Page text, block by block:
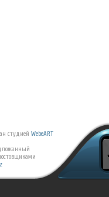
студией WebeART